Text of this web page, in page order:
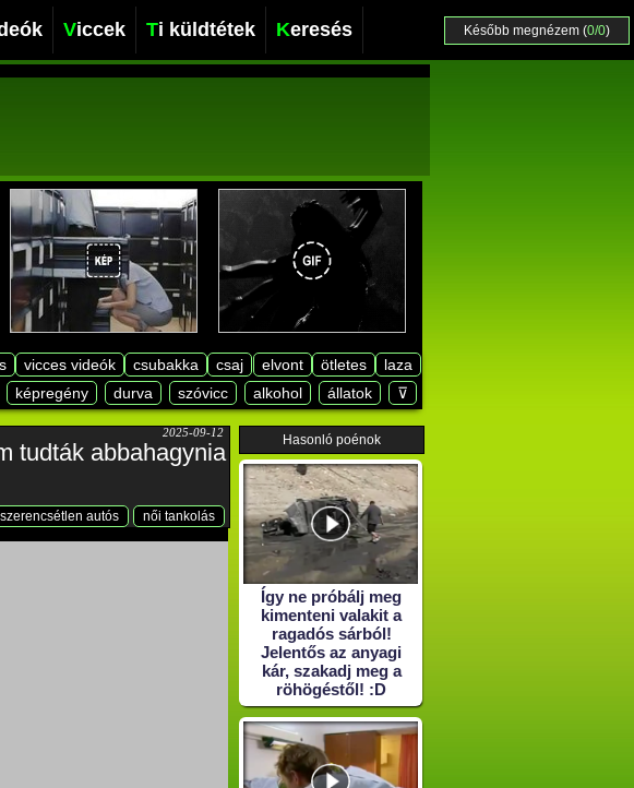
Később megnézem (0/0)
Viccek Ti küldtétek Keresés
vicces videók csubakka csaj elvont ötletes
laza
képregény durva szóvicc alkohol állatok ⊽
2025-09-12
tudták abbahagynia
női tankolás
szerencsétlen autós
Hasonló poénok
Így ne próbálj meg
kimenteni valakit a
ragadós sárból!
Jelentős az anyagi
kár, szakadj meg a
röhögéstől! :D